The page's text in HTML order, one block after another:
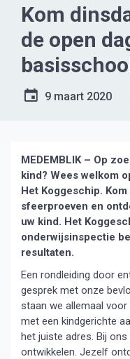
Kom
de open
9 maart 2020
MEDEMBLIK – Op
kind? Wees welkom
Het Koggeschip.
sfeerproeven en
uw kind. Het
onderwijsinspectie
resultaten.
Een rondleiding door
gesprek met onze
staan we allemaal
met een kindgerichte
het juiste adres. Bij
ontwikkelen. Jezelf